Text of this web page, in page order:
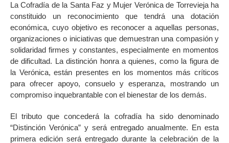
La Cofradía de la Santa Faz y Mujer Verónica de Torrevieja ha
constituido un reconocimiento que tendrá una dotación
económica, cuyo objetivo es reconocer a aquellas personas,
organizaciones o iniciativas que demuestran una compasión y
solidaridad firmes y constantes, especialmente en momentos
de dificultad. La distinción honra a quienes, como la figura de
la Verónica, están presentes en los momentos más críticos
para ofrecer apoyo, consuelo y esperanza, mostrando un
compromiso inquebrantable con el bienestar de los demás.
El tributo que concederá la cofradía ha sido denominado
“Distinción Verónica” y será entregado anualmente. En esta
primera edición será entregado durante la celebración de la